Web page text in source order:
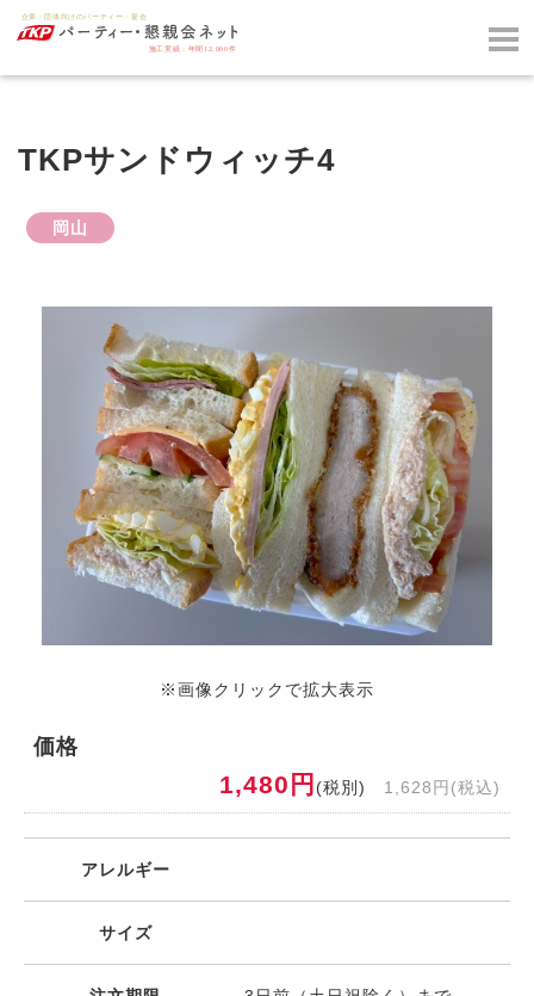
TKPサンドウィッチ4
岡山
※画像クリックで拡大表示
価格
1,480円 (税別) 1,628円(税込)
アレルギー
サイズ